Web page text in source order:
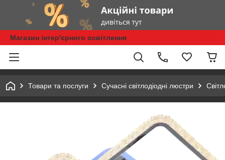
Магазин інтер'єрного освітлення
Товари та послуги Сучасні світлодіодні люстри